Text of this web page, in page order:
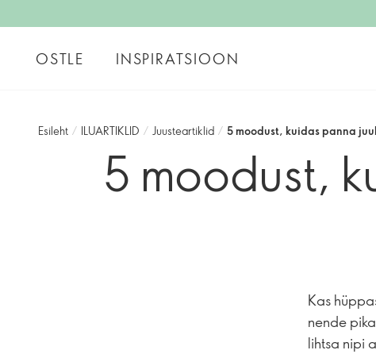
OSTLE INSPIRATSIOON
Esileht / ILUARTIKLID / Juusteartiklid / 5 moodust, kuidas panna
5 moodust,
Kas
nende
lihtsa nipi